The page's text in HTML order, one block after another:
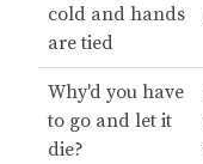
cold and hands
are tied
Why'd you have
to go and let it
die?